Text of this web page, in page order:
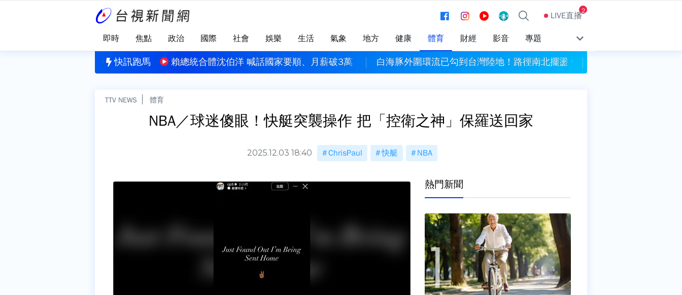
LIVE直播2
即時 焦點 政治 國際 社會 娛樂 生活 氣象 地方 健康 體育 財經 影音 專題
快訊跑馬
車暴衝 撞毀6車釀3傷、附近600戶一度停電賴總統合體沈伯洋 喊話國家要順、月薪破3萬 白海豚外圍環流已勾到台灣陸地！路徑南北擺盪 中部以北豪大雨
TTV NEWS 體育
NBA／球迷傻眼！快艇突襲操作 把「控衛之神」保羅送回家
2025.12.03 18:40 ChrisPaul 快艇 NBA
熱門新聞